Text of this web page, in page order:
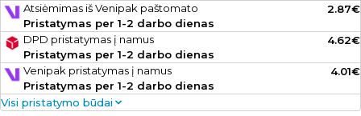
Atsiėmimas iš Venipak paštomato
Pristatymas per 1-2 darbo dienas
2.87€
DPD pristatymas į namus
Pristatymas per 1-2 darbo dienas
4.62€
Venipak pristatymas į namus
Pristatymas per 1-2 darbo dienas
4.01€
Visi pristatymo būdai